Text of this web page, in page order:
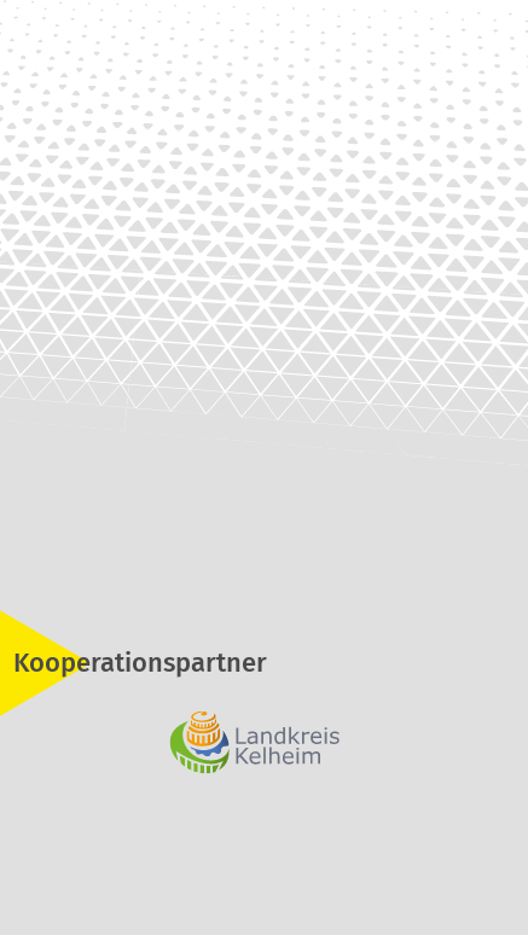
Kooperationspartner